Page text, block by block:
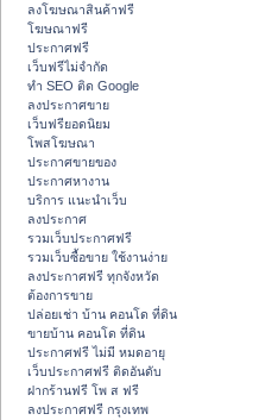
ลงโฆษณาสินค้าฟรี
โฆษณาฟรี
ประกาศฟรี
เว็บฟรีไม่จำกัด
ทำ SEO ติด Google
ลงประกาศขาย
เว็บฟรียอดนิยม
โพสโฆษณา
ประกาศขายของ
ประกาศหางาน
บริการ แนะนำเว็บ
ลงประกาศ
รวมเว็บประกาศฟรี
รวมเว็บซื้อขาย ใช้งานง่าย
ลงประกาศฟรี ทุกจังหวัด
ต้องการขาย
ปล่อยเช่า บ้าน คอนโด ที่ดิน
ขายบ้าน คอนโด ที่ดิน
ประกาศฟรี ไม่มี หมดอายุ
เว็บประกาศฟรี ติดอันดับ
ฝากร้านฟรี โพ ส ฟรี
ลงประกาศฟรี กรุงเทพ